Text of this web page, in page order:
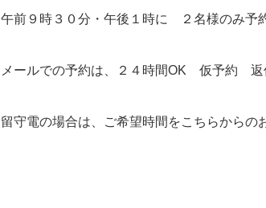
午前９時３０分・午後１時に ２名様のみ予
メールでの予約は、２４時間OK 仮予約 返
留守電の場合は、ご希望時間をこちらからの